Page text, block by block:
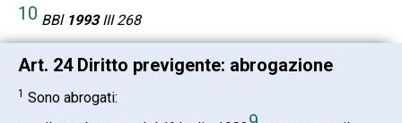
10 BBl 1993III 268
Art. 24 Diritto previgente: abrogazione
1 Sono abrogati: